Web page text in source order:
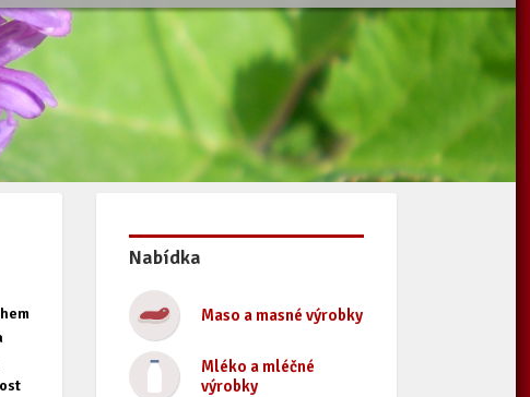
Nabídka
Maso a masné výrobky
Mléko a mléčné
výrobky